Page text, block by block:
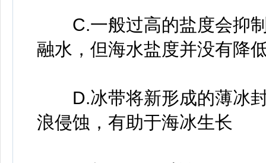
C.一般过高的盐度会抑制
融水，但海水盐度并没有降
D.冰带将新形成的薄冰封
浪侵蚀，有助于海冰生长